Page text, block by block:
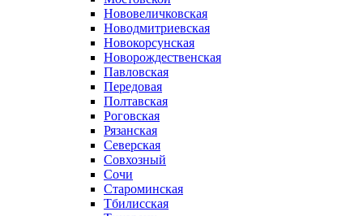
Нововеличковская
Новодмитриевская
Новокорсунская
Новорождественская
Павловская
Передовая
Полтавская
Роговская
Рязанская
Северская
Совхозный
Сочи
Староминская
Тбилисская